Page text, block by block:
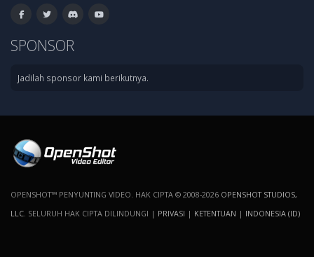
SPONSOR
Jadilah sponsor kami berikutnya.
OPENSHOT™ PENYUNTING VIDEO. HAK CIPTA © 2008-2026 OPENSHOT STUDIOS,
LLC . SELURUH HAK CIPTA DILINDUNGI | PRIVASI | KETENTUAN | INDONESIA (ID)